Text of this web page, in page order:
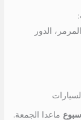
الدور
ماعدا الجمعة.